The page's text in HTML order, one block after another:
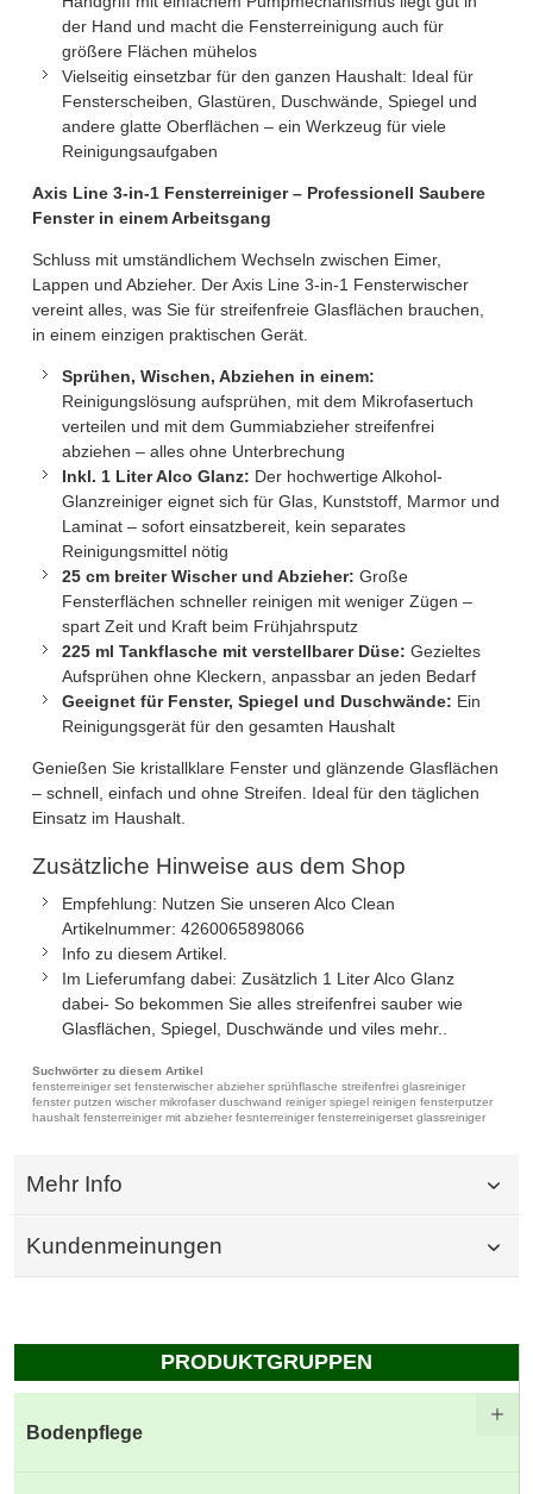
der Hand und macht die Fensterreinigung auch für
größere Flächen mühelos
Vielseitig einsetzbar für den ganzen Haushalt: Ideal für
Fensterscheiben, Glastüren, Duschwände, Spiegel und
andere glatte Oberflächen – ein Werkzeug für viele
Reinigungsaufgaben
Axis Line 3-in-1 Fensterreiniger – Professionell Saubere
Fenster in einem Arbeitsgang
Schluss mit umständlichem Wechseln zwischen Eimer,
Lappen und Abzieher. Der Axis Line 3-in-1 Fensterwischer
vereint alles, was Sie für streifenfreie Glasflächen brauchen,
in einem einzigen praktischen Gerät.
Sprühen, Wischen, Abziehen in einem:
Reinigungslösung aufsprühen, mit dem Mikrofasertuch
verteilen und mit dem Gummiabzieher streifenfrei
abziehen – alles ohne Unterbrechung
Inkl. 1 Liter Alco Glanz: Der hochwertige Alkohol-
Glanzreiniger eignet sich für Glas, Kunststoff, Marmor und
Laminat – sofort einsatzbereit, kein separates
Reinigungsmittel nötig
25 cm breiter Wischer und Abzieher: Große
Fensterflächen schneller reinigen mit weniger Zügen –
spart Zeit und Kraft beim Frühjahrsputz
225 ml Tankflasche mit verstellbarer Düse: Gezieltes
Aufsprühen ohne Kleckern, anpassbar an jeden Bedarf
Geeignet für Fenster, Spiegel und Duschwände: Ein
Reinigungsgerät für den gesamten Haushalt
Genießen Sie kristallklare Fenster und glänzende Glasflächen
– schnell, einfach und ohne Streifen. Ideal für den täglichen
Einsatz im Haushalt.
Zusätzliche Hinweise aus dem Shop
Empfehlung: Nutzen Sie unseren Alco Clean
Artikelnummer: 4260065898066
Info zu diesem Artikel.
Im Lieferumfang dabei: Zusätzlich 1 Liter Alco Glanz
dabei- So bekommen Sie alles streifenfrei sauber wie
Glasflächen, Spiegel, Duschwände und viles mehr..
Suchwörter zu diesem Artikel
fensterreiniger set fensterwischer abzieher sprühflasche streifenfrei glasreiniger
fenster putzen wischer mikrofaser duschwand reiniger spiegel reinigen fensterputzer
haushalt fensterreiniger mit abzieher fesnterreiniger fensterreinigerset glassreiniger
Mehr Info
Kundenmeinungen
PRODUKTGRUPPEN
Bodenpflege